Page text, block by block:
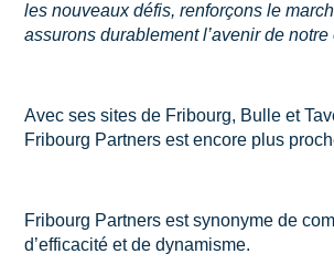
les nouveaux défis, renforçons le
assurons durablement l’avenir de
Avec ses sites de Fribourg, Bulle et
Fribourg Partners est encore plus
Fribourg Partners est synonyme de
d’efficacité et de dynamisme.